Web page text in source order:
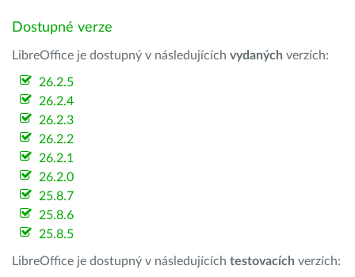
Dostupné verze
LibreOffice je dostupný v následujících vydaných verzích:
26.2.5
26.2.4
26.2.3
26.2.2
26.2.1
26.2.0
25.8.7
25.8.6
25.8.5
LibreOffice je dostupný v následujících testovacích verzích: